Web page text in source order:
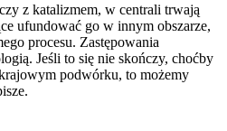
z katalizmem, w centrali trwają
ufundować go w innym obszarze,
procesu. Zastępowania
Jeśli to się nie skończy, choćby
podwórku, to możemy